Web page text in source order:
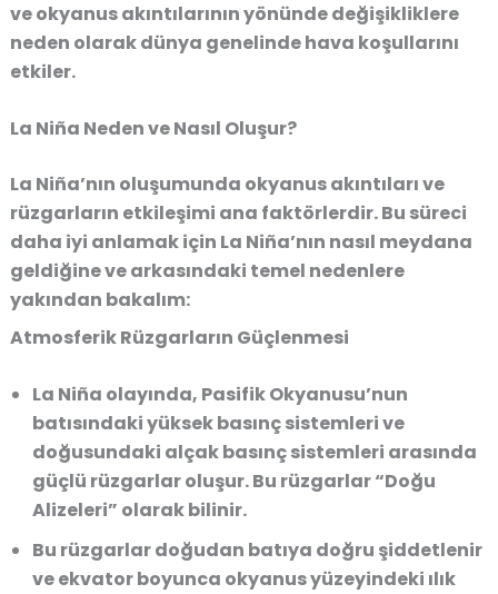
ve okyanus akıntılarının yönünde değişikliklere
neden olarak dünya genelinde hava koşullarını
etkiler.
La Niña Neden ve Nasıl Oluşur?
La Niña’nın oluşumunda okyanus akıntıları ve
rüzgarların etkileşimi ana faktörlerdir. Bu süreci
daha iyi anlamak için La Niña’nın nasıl meydana
geldiğine ve arkasındaki temel nedenlere
yakından bakalım:
Atmosferik Rüzgarların Güçlenmesi
La Niña olayında, Pasifik Okyanusu’nun
batısındaki yüksek basınç sistemleri ve
doğusundaki alçak basınç sistemleri arasında
güçlü rüzgarlar oluşur. Bu rüzgarlar “Doğu
Alizeleri” olarak bilinir.
Bu rüzgarlar doğudan batıya doğru şiddetlenir
ve ekvator boyunca okyanus yüzeyindeki ılık